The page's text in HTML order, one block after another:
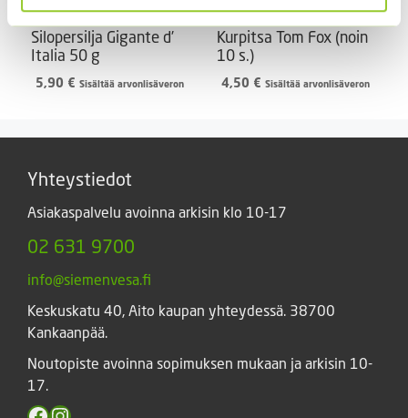
Silopersilja Gigante d’
Italia 50 g
5,90 € Sisältää arvonlisäveron
Kurpitsa Tom Fox (noin
10 s.)
4,50 € Sisältää arvonlisäveron
Yhteystiedot
Asiakaspalvelu avoinna arkisin klo 10-17
02 631 9700
info@siemenvesa.fi
Keskuskatu 40, Aito kaupan yhteydessä. 38700
Kankaanpää.
Noutopiste avoinna sopimuksen mukaan ja arkisin 10-
17.